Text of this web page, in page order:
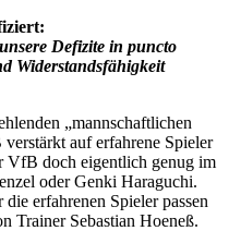
Defizite in puncto
Widerstandsfähigkeit
„mannschaftlichen
auf erfahrene Spieler
VfB doch eigentlich genug im
oder Genki Haraguchi.
erfahrenen Spieler passen
Trainer Sebastian Hoeneß.